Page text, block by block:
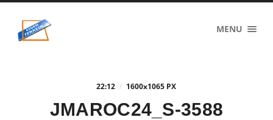
eigenzinnig
terrein
MENU
22:12 / 1600x1065 PX
JMAROC24_S-3588